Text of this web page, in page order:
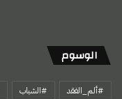
الوسوم
#ألم_الفقد #الشباب